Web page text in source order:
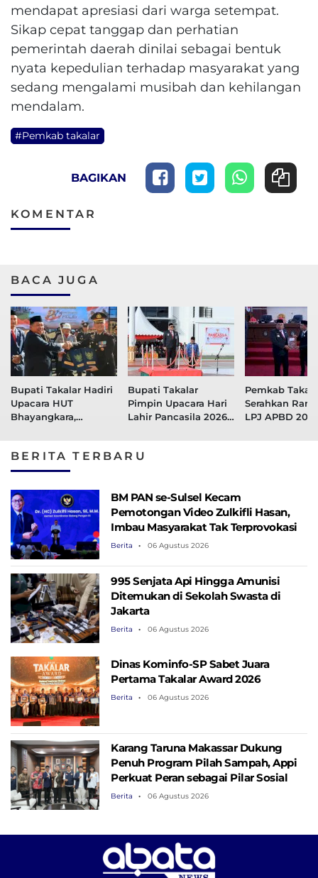
mendapat apresiasi dari warga setempat.
Sikap cepat tanggap dan perhatian
pemerintah daerah dinilai sebagai bentuk
nyata kepedulian terhadap masyarakat yang
sedang mengalami musibah dan kehilangan
mendalam.
#Pemkab takalar
BAGIKAN
KOMENTAR
BACA JUGA
Bupati Takalar Hadiri
Upacara HUT
Bhayangkara,
Bupati Takalar
Pimpin Upacara Hari
Lahir Pancasila 2026,
Dunia
Pemkab
Serahkan
LPJ APBD
BERITA TERBARU
BM PAN se-Sulsel Kecam
Pemotongan Video Zulkifli Hasan,
Imbau Masyarakat Tak Terprovokasi
Berita 06 Agustus 2026
995 Senjata Api Hingga Amunisi
Ditemukan di Sekolah Swasta di
Jakarta
Berita 06 Agustus 2026
Dinas Kominfo-SP Sabet Juara
Pertama Takalar Award 2026
Berita 06 Agustus 2026
Karang Taruna Makassar Dukung
Penuh Program Pilah Sampah, Appi
Perkuat Peran sebagai Pilar Sosial
Berita 06 Agustus 2026